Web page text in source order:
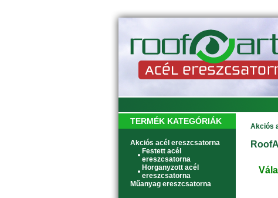
TERMÉK KATEGÓRIÁK
Akciós acél ereszcsatorna
Festett acél
ereszcsatorna
Horganyzott acél
ereszcsatorna
Műanyag ereszcsatorna
Akciós